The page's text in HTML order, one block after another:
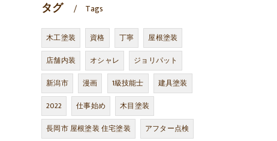
タグ Tags
木工塗装 資格 丁寧
屋根塗装
店舗内装
オシャレ
ジョリパット
新潟市
漫画 1級技能士
建具塗装
2022
仕事始め
木目塗装
長岡市 屋根塗装 住宅塗装
アフター点検